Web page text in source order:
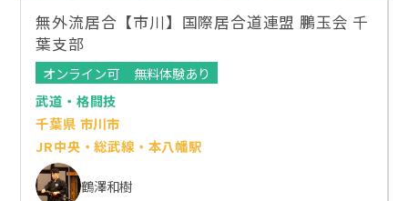
無外流居合【市川】国際居合道連盟 鵬玉会 千
葉支部
オンライン可
無料体験あり
武道・格闘技
千葉県 市川市
JR中央・総武線・本八幡駅
鶴澤和樹